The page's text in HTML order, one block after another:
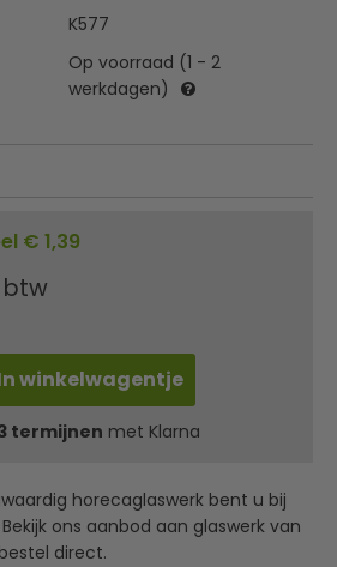
K577
Op voorraad (1 - 2
werkdagen)
€ 1,39
btw
winkelwagentje
termijnen met Klarna
horecaglaswerk bent u bij
ons aanbod aan glaswerk van
direct.